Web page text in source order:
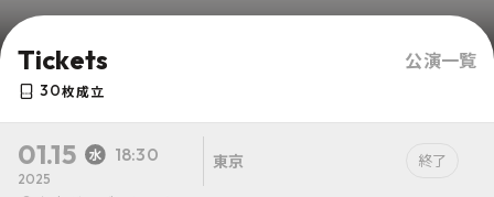
Tickets 公演一覧
30枚成立
01.15 18:30
2025
東京 終了